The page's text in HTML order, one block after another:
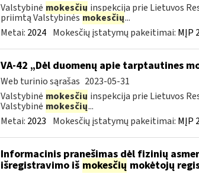
Valstybinė mokesčių inspekcija prie Lietuvos
priimtą Valstybinėsmokesčių...
Metai: 2024 Mokesčių įstatymų pakeitimai: MĮP
VA-42 „Dėl duomenų apie tarptautines
Web turinio sąrašas 2023-05-31
Valstybinė mokesčių inspekcija prie Lietuvos
Valstybinė mokesčių...
Metai: 2023 Mokesčių įstatymų pakeitimai: MĮP
Informacinis pranešimas dėl fizinių
išregistravimo iš mokesčių mokėtojų